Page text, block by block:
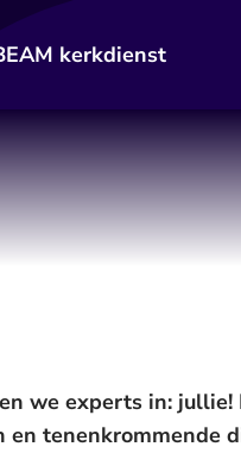
kerkdienst
we experts in: jullie!
tenenkrommende